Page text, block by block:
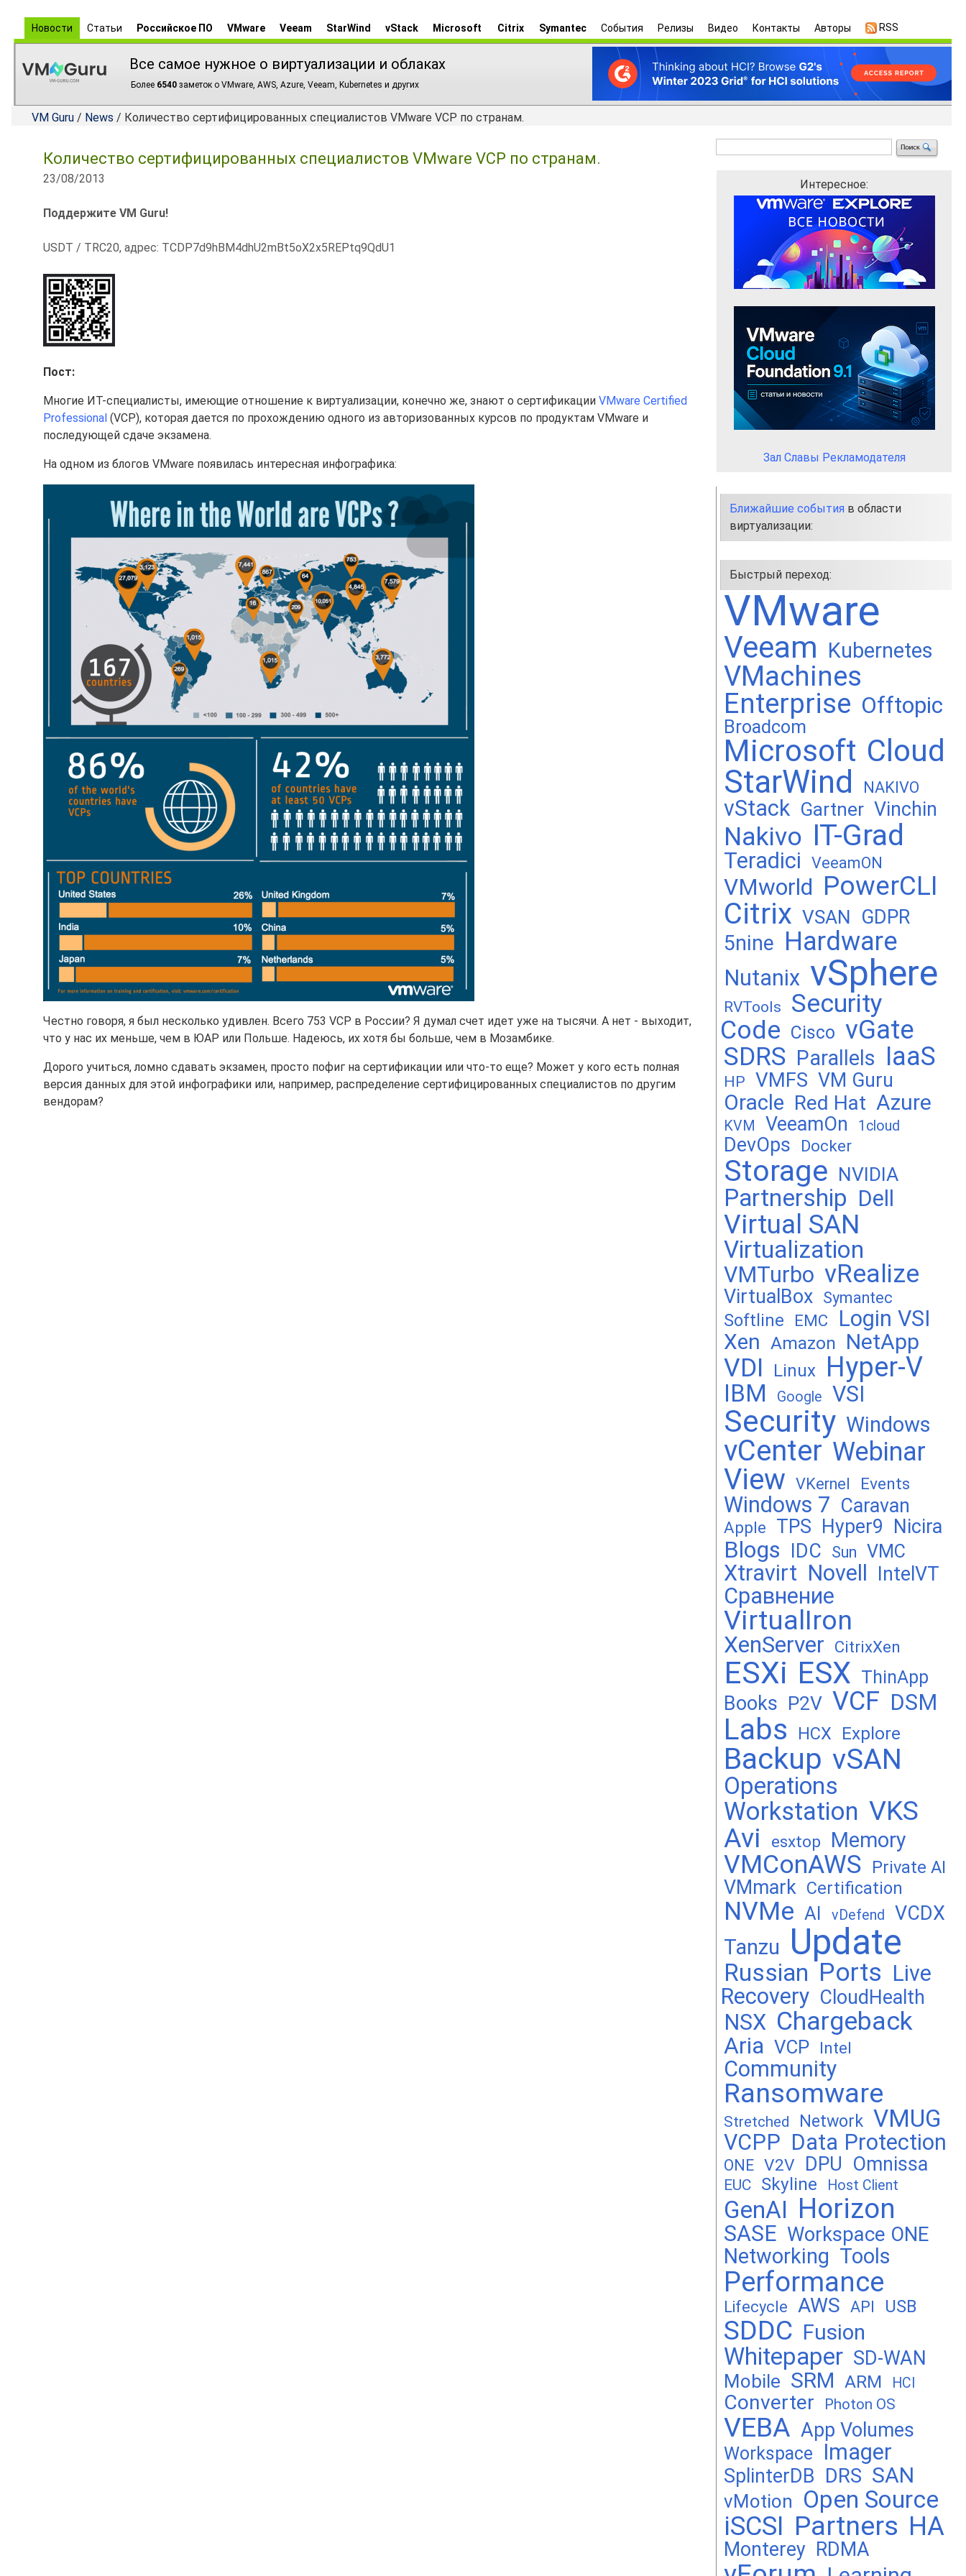
Новости Статьи Российское ПО VMware Veeam StarWind vStack Microsoft Citrix Symantec События Релизы Видео Контакты Авторы RSS
Все самое нужное о виртуализации и облаках
Более 6540 заметок о VMware, AWS, Azure, Veeam, Kubernetes и других
VM Guru / News / Количество сертифицированных специалистов VMware VCP по странам.
Количество сертифицированных специалистов VMware VCP по странам.
23/08/2013
Поддержите VM Guru!
USDT / TRC20, адрес: TCDP7d9hBM4dhU2mBt5oX2x5REPtq9QdU1
Пост:
Многие ИТ-специалисты, имеющие отношение к виртуализации, конечно же, знают о сертификации VMware Certified
Professional (VCP), которая дается по прохождению одного из авторизованных курсов по продуктам VMware и
последующей сдаче экзамена.
На одном из блогов VMware появилась интересная инфографика:
Честно говоря, я был несколько удивлен. Всего 753 VCP в России? Я думал счет идет уже на тысячи. А нет - выходит,
что у нас их меньше, чем в ЮАР или Польше. Надеюсь, их хотя бы больше, чем в Мозамбике.
Дорого учиться, ломно сдавать экзамен, просто пофиг на сертификации или что-то еще? Может у кого есть полная
версия данных для этой инфографики или, например, распределение сертифицированных специалистов по другим
вендорам?
Интересное:
Зал Славы Рекламодателя
Ближайшие события в области
виртуализации:
Быстрый переход:
VMware
Veeam Kubernetes
VMachines
Enterprise Offtopic
Broadcom
Microsoft Cloud
StarWind NAKIVO
vStack Gartner Vinchin
Nakivo IT-Grad
Teradici VeeamON
VMworld PowerCLI
Citrix VSAN GDPR
5nine Hardware
Nutanix vSphere
RVTools
Security
Code Cisco vGate
SDRS Parallels IaaS
HP VMFS VM Guru
Oracle Red Hat Azure
KVM VeeamOn 1cloud
DevOps Docker
Storage NVIDIA
Partnership Dell
Virtual SAN
Virtualization
VMTurbo vRealize
VirtualBox Symantec
Softline EMC
Login VSI
Xen Amazon NetApp
VDI Linux Hyper-V
IBM Google VSI
Security Windows
vCenter Webinar
View VKernel Events
Windows 7 Caravan
Apple TPS Hyper9 Nicira
Blogs IDC Sun VMC
Xtravirt Novell IntelVT
Сравнение
VirtualIron
XenServer CitrixXen
ESXi ESX ThinApp
Books P2V VCF DSM
Labs HCX Explore
Backup vSAN
Operations
Workstation VKS
Avi
esxtop Memory
VMConAWS Private AI
VMmark Certification
NVMe AI vDefend VCDX
Tanzu Update
Russian Ports Live
Recovery CloudHealth
NSX Chargeback
Aria VCP Intel
Community
Ransomware
Stretched Network VMUG
VCPP Data Protection
ONE V2V DPU Omnissa
EUC Skyline Host Client
GenAI Horizon
SASE Workspace ONE
Networking Tools
Performance
Lifecycle AWS API USB
SDDC Fusion
Whitepaper SD-WAN
Mobile SRM ARM HCI
Converter Photon OS
VEBA App Volumes
Workspace Imager
SplinterDB DRS SAN
vMotion Open Source
iSCSI Partners HA
Monterey RDMA